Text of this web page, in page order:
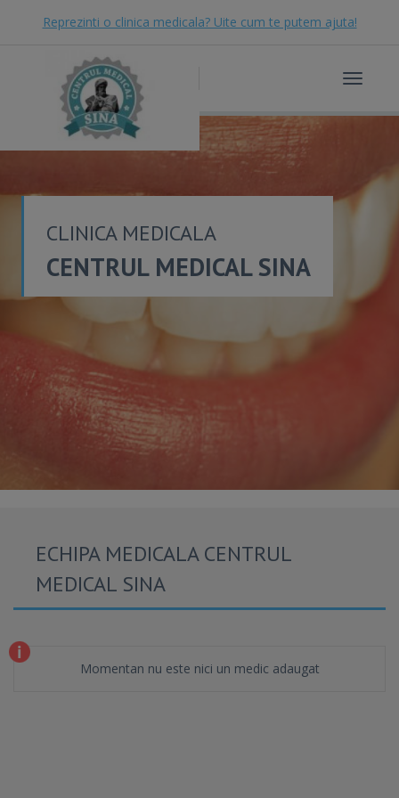
Reprezinti o clinica medicala? Uite cum te putem ajuta!
Toggle
CLINICA MEDICALA
CENTRUL MEDICAL SINA
ECHIPA MEDICALA CENTRUL
MEDICAL SINA
Momentan nu este nici un medic adaugat